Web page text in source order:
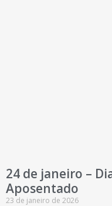
24 de janeiro –
Aposentado
23 de janeiro de 2026